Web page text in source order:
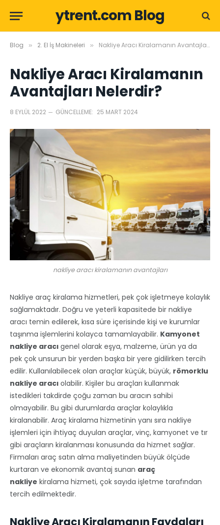
ytrent.com Blog
Blog » 2. El İş Makineleri » Nakliye Aracı Kiralamanın Avantajları Nelerdir?
Nakliye Aracı Kiralamanın
Avantajları Nelerdir?
8 EYLÜL 2022 GÜNCELLEME: 25 MART 2024
nakliye aracı kiralamanın avantajları
Nakliye araç kiralama hizmetleri, pek çok işletmeye kolaylık
sağlamaktadır. Doğru ve yeterli kapasitede bir nakliye
aracı temin edilerek, kısa süre içerisinde kişi ve kurumlar
taşınma işlemlerini kolayca tamamlayabilir. Kamyonet
nakliye aracı genel olarak eşya, malzeme, ürün ya da
pek çok unsurun bir yerden başka bir yere gidilirken tercih
edilir. Kullanılabilecek olan araçlar küçük, büyük, römorklu
nakliye aracı olabilir. Kişiler bu araçları kullanmak
istedikleri takdirde çoğu zaman bu aracın sahibi
olmayabilir. Bu gibi durumlarda araçlar kolaylıkla
kiralanabilir. Araç kiralama hizmetinin yanı sıra nakliye
işlemleri için ihtiyaç duyulan araçlar, vinç, kamyonet ve tır
gibi araçların kiralanması konusunda da hizmet sağlar.
Firmaları araç satın alma maliyetinden büyük ölçüde
kurtaran ve ekonomik avantaj sunan araç
nakliye kiralama hizmeti, çok sayıda işletme tarafından
tercih edilmektedir.
Nakliye Aracı Kiralamanın Faydaları